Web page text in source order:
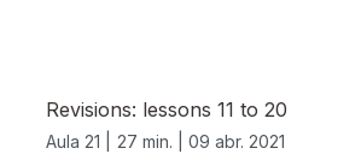
Revisions: lessons 11 to 20
Aula 21 | 27 min. | 09 abr. 2021